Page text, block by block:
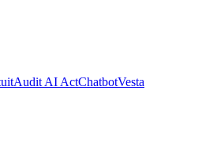
Audit AI ActChatbotVesta